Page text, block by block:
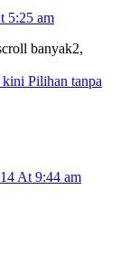
5:25 am
banyak2,
Pilihan tanpa
At 9:44 am